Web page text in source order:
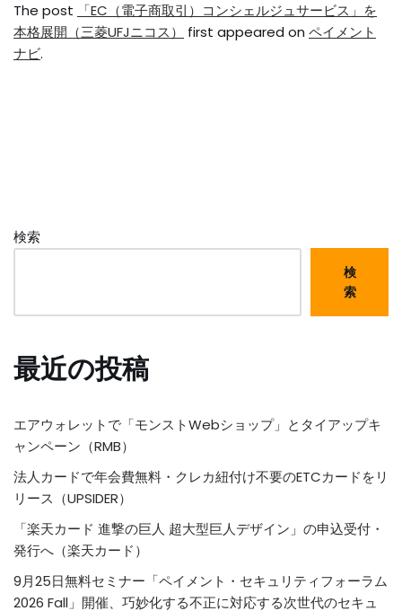
The post
「EC（電子商取引）コンシェルジュサービス」を
本格展開（三菱UFJニコス）
first appeared on ペイメント
ナビ.
検索
検
索
最近の投稿
エアウォレットで「モンストWebショップ」とタイアップキ
ャンペーン（RMB）
法人カードで年会費無料・クレカ紐付け不要のETCカードをリ
リース（UPSIDER）
「楽天カード 進撃の巨人 超大型巨人デザイン」の申込受付・
発行へ（楽天カード）
9月25日無料セミナー「ペイメント・セキュリティフォーラム
2026 Fall」開催、巧妙化する不正に対応する次世代のセキュ